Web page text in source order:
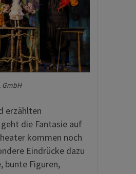
erzählten
die Fantasie auf
kommen noch
Eindrücke dazu
bunte Figuren,